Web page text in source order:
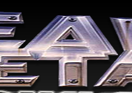
tartalomra